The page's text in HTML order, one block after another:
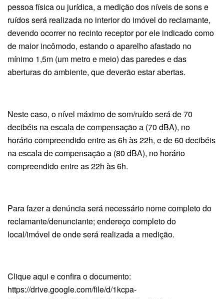
pessoa física ou jurídica, a medição dos níveis de sons e
ruídos será realizada no interior do imóvel do reclamante,
devendo ocorrer no recinto receptor por ele indicado como
de maior incômodo, estando o aparelho afastado no
mínimo 1,5m (um metro e meio) das paredes e das
aberturas do ambiente, que deverão estar abertas.
Neste caso, o nível máximo de som/ruído será de 70
decibéis na escala de compensação a (70 dBA), no
horário compreendido entre as 6h às 22h, e de 60 decibéis
na escala de compensação a (80 dBA), no horário
compreendido entre as 22h às 6h.
Para fazer a denúncia será necessário nome completo do
reclamante/denunciante; endereço completo do
local/imóvel de onde será realizada a medição.
Clique aqui e confira o documento:
https://drive.google.com/file/d/1kcpa-